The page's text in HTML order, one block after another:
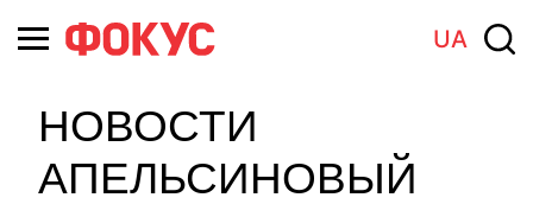
UA
НОВОСТИ
АПЕЛЬСИНОВЫЙ